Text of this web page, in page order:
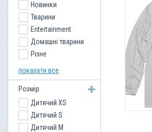
Взуття
Толстовки
Шорти
Светри
Майки
Сумки
Новинки
Тварини
Entertainment
Домашні тварини
Різне
Толстовки
Фентезі
Dark Fantasy
Жіночі
Лонгслів
показати все
Розмір
Дитячий XS
Дитячий S
Дитячий M